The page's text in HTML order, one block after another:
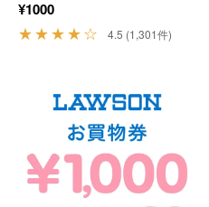
ング 休憩
¥1000
★★★★☆ 4.5 (1,301件)